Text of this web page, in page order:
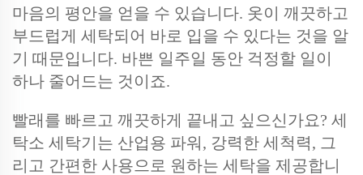
마음의 평안을 얻을 수 있습니다. 옷이 깨끗하고
부드럽게 세탁되어 바로 입을 수 있다는 것을 알
기 때문입니다. 바쁜 일주일 동안 걱정할 일이
하나 줄어드는 것이죠.
빨래를 빠르고 깨끗하게 끝내고 싶으신가요? 세
탁소 세탁기는 산업용 파워, 강력한 세척력, 그
리고 간편한 사용으로 원하는 세탁을 제공합니